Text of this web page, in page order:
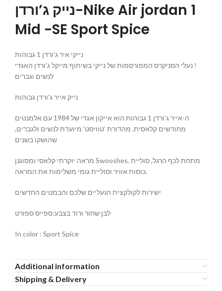
נייק ג’ורדן-Nike Air jordan 1
Mid -SE Sport Spice
נייקי איר ג’ורדן 1 גבוהות
נעלי הסניקרס המפורסמות של נייקי בשיתוף מייקל ג’ורדן האגדי !
לנשים וגברים
נייק אייר ג’ורדן גבוהות
ה-אייר ג’ורדן 1 גבוהות הוא אייקון אגדי של 1984 עם אלמנטים
מחודשים קלאסית. מהדורת ‘טוויסט’ מיועדת לנשים ולגברים,
שהושקו בשנים
מראה יוקרתי קלאסי ומסוגנן Swooshes. מתחת לכף הרגל, סוליית
כוסות אוויר וסוליית גומי משלימות את המראה.
ישירות לקולקצית הנעליים שלכם והבמטים החדשים
לבן שחור ורוד בצבע:ספייס ספורט
In color : Sport Spice
Additional information
Shipping & Delivery